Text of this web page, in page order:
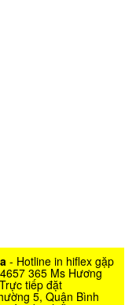
- Hotline in hiflex gặp
365 Ms Hương
tiếp đặt
5, Quận Bình